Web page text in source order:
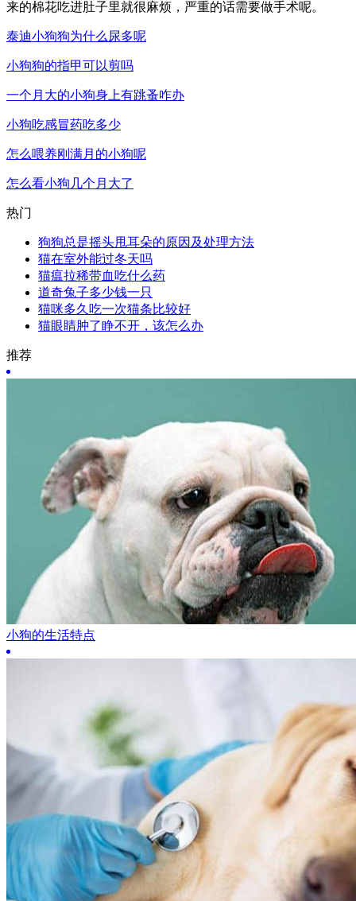
来的棉花吃进肚子里就很麻烦，严重的话需要做手术呢。
泰迪小狗狗为什么尿多呢
小狗狗的指甲可以剪吗
一个月大的小狗身上有跳蚤咋办
小狗吃感冒药吃多少
怎么喂养刚满月的小狗呢
怎么看小狗几个月大了
热门
狗狗总是摇头甩耳朵的原因及处理方法
猫在室外能过冬天吗
猫瘟拉稀带血吃什么药
道奇兔子多少钱一只
猫咪多久吃一次猫条比较好
猫眼睛肿了睁不开，该怎么办
推荐
小狗的生活特点